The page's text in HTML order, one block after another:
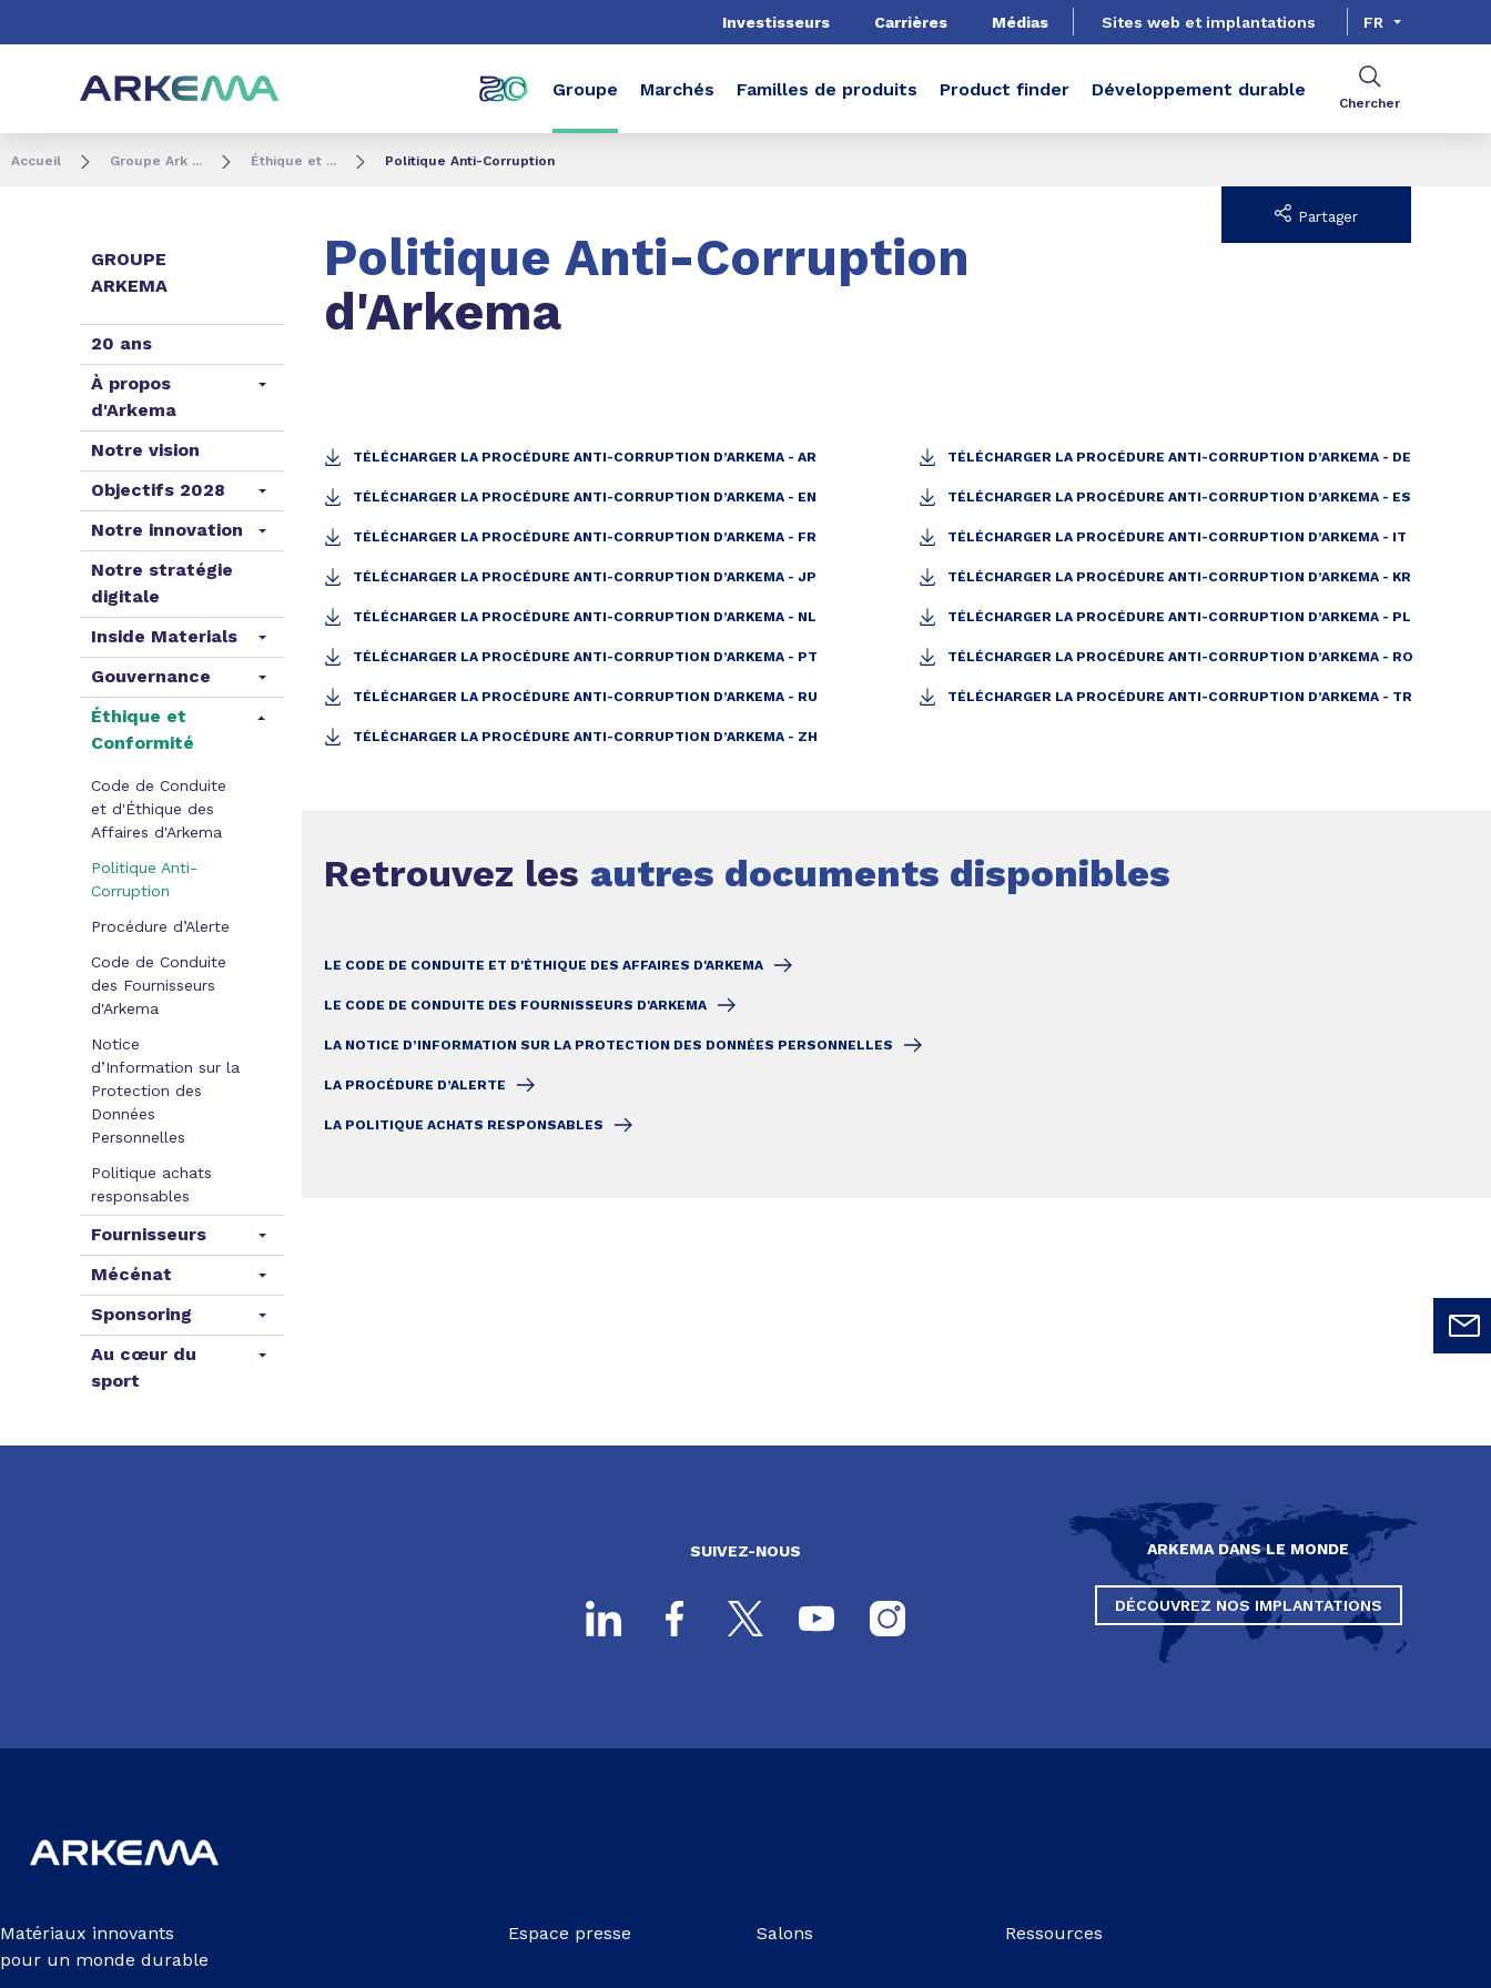
Investisseurs Carrières Médias Sites web et implantations FR
Groupe Marchés Familles de produits Product finder Développement durable
Chercher
Accueil Groupe Ark ... Éthique et ... Politique Anti-Corruption
GROUPE
ARKEMA
20 ans
À propos
d'Arkema
Notre vision
Objectifs 2028
Notre innovation
Notre stratégie
digitale
Inside Materials
Gouvernance
Éthique et
Conformité
Code de Conduite
et d'Éthique des
Affaires d'Arkema
Politique Anti-
Corruption
Procédure d’Alerte
Code de Conduite
des Fournisseurs
d'Arkema
Notice
d’Information sur la
Protection des
Données
Personnelles
Politique achats
responsables
Fournisseurs
Mécénat
Sponsoring
Au cœur du
sport
Politique Anti-Corruption
d'Arkema
Partager
TÉLÉCHARGER LA PROCÉDURE ANTI-CORRUPTION D’ARKEMA - AR TÉLÉCHARGER LA PROCÉDURE ANTI-CORRUPTION D’ARKEMA - DE
TÉLÉCHARGER LA PROCÉDURE ANTI-CORRUPTION D’ARKEMA - EN TÉLÉCHARGER LA PROCÉDURE ANTI-CORRUPTION D’ARKEMA - ES
TÉLÉCHARGER LA PROCÉDURE ANTI-CORRUPTION D’ARKEMA - FR TÉLÉCHARGER LA PROCÉDURE ANTI-CORRUPTION D’ARKEMA - IT
TÉLÉCHARGER LA PROCÉDURE ANTI-CORRUPTION D’ARKEMA - JP TÉLÉCHARGER LA PROCÉDURE ANTI-CORRUPTION D’ARKEMA - KR
TÉLÉCHARGER LA PROCÉDURE ANTI-CORRUPTION D’ARKEMA - NL TÉLÉCHARGER LA PROCÉDURE ANTI-CORRUPTION D’ARKEMA - PL
TÉLÉCHARGER LA PROCÉDURE ANTI-CORRUPTION D’ARKEMA - PT TÉLÉCHARGER LA PROCÉDURE ANTI-CORRUPTION D’ARKEMA - RO
TÉLÉCHARGER LA PROCÉDURE ANTI-CORRUPTION D’ARKEMA - RU TÉLÉCHARGER LA PROCÉDURE ANTI-CORRUPTION D’ARKEMA - TR
TÉLÉCHARGER LA PROCÉDURE ANTI-CORRUPTION D’ARKEMA - ZH
Retrouvez les autres documents disponibles
LE CODE DE CONDUITE ET D'ÉTHIQUE DES AFFAIRES D'ARKEMA
LE CODE DE CONDUITE DES FOURNISSEURS D'ARKEMA
LA NOTICE D’INFORMATION SUR LA PROTECTION DES DONNÉES PERSONNELLES
LA PROCÉDURE D’ALERTE
LA POLITIQUE ACHATS RESPONSABLES
SUIVEZ-NOUS ARKEMA DANS LE MONDE
DÉCOUVREZ NOS IMPLANTATIONS
Matériaux innovants
pour un monde durable
Espace presse Salons Ressources